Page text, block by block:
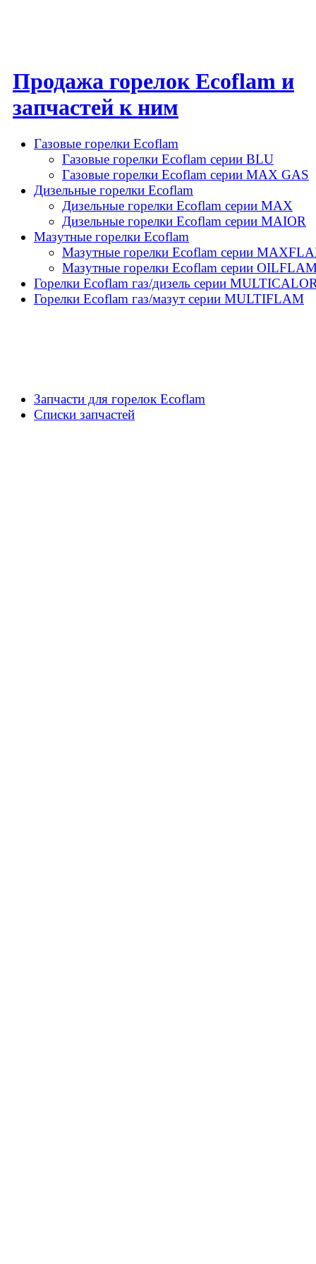
Продажа горелок Ecoflam и
запчастей к ним
Газовые горелки Ecoflam
Газовые горелки Ecoflam серии BLU
Газовые горелки Ecoflam серии MAX GAS
Дизельные горелки Ecoflam
Дизельные горелки Ecoflam серии MAX
Дизельные горелки Ecoflam серии MAIOR
Мазутные горелки Ecoflam
Мазутные горелки Ecoflam серии
Мазутные горелки Ecoflam серии
Горелки Ecoflam газ/дизель серии
Горелки Ecoflam газ/мазут серии MULTIFLAM
Запчасти для горелок Ecoflam
Списки запчастей